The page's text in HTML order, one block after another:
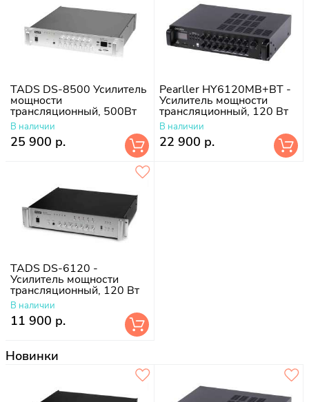
TADS DS-8500 Усилитель
мощности
трансляционный, 500Вт
В наличии
25 900 р.
Pearller HY6120MB+BT -
Усилитель мощности
трансляционный, 120 Вт
В наличии
22 900 р.
TADS DS-6120 -
Усилитель мощности
трансляционный, 120 Вт
В наличии
11 900 р.
Новинки